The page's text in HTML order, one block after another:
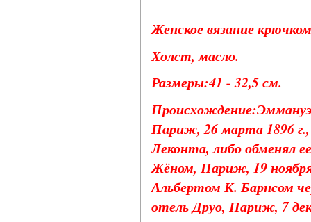
Женское вязание
Холст, масло.
Размеры:41 - 32,5 см.
Париж, 26 марта 1896
Леконта, либо обменял
Жёном, Париж, 19
Альбертом К. Барнсом
отель Друо, Париж, 7